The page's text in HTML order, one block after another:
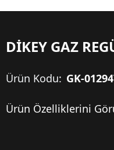
DİKEY GAZ
Ürün Kodu: GK-
Ürün Özelliklerini